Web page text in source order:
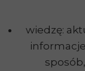
wiedzę: